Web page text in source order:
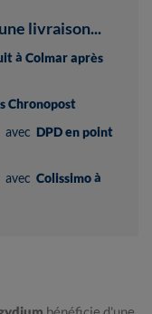
livraison...
à Colmar après
Chronopost
avec DPD en point
avec Colissimo à